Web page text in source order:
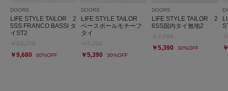
DOORS
LIFE STYLE TAILOR 2
5SS FRANCO BASSI タ
イST2
￥9,680
60%OFF
DOORS
LIFE STYLE TAILOR
ベースボールモチーフ
タイ
￥5,390
30%OFF
DOORS
LIFE STYLE TAILOR 2
6SS国内タイ無地2
￥5,390
30%OFF